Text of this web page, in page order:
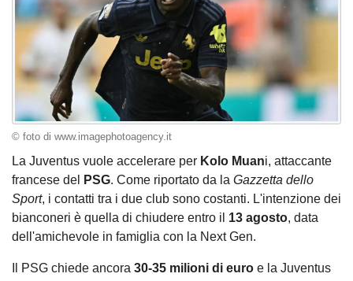
© foto di www.imagephotoagency.it
La Juventus vuole accelerare per Kolo Muani, attaccante
francese del
PSG. Come riportato da la Gazzetta dello
Sport, i contatti tra i due club sono costanti. L'intenzione dei
bianconeri è quella di chiudere entro il 13 agosto, data
dell'amichevole in famiglia con la Next Gen.
Il PSG chiede ancora 30-35 milioni di euro e la Juventus